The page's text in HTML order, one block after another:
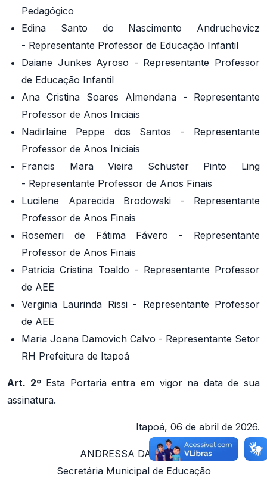
Pedagógico
Edina Santo do Nascimento Andruchevicz
- Representante Professor de Educação Infantil
Daiane Junkes Ayroso - Representante Professor
de Educação Infantil
Ana Cristina Soares Almendana - Representante
Professor de Anos Iniciais
Nadirlaine Peppe dos Santos - Representante
Professor de Anos Iniciais
Francis Mara Vieira Schuster Pinto Ling
- Representante Professor de Anos Finais
Lucilene Aparecida Brodowski - Representante
Professor de Anos Finais
Rosemeri de Fátima Fávero - Representante
Professor de Anos Finais
Patricia Cristina Toaldo - Representante Professor
de AEE
Verginia Laurinda Rissi - Representante Professor
de AEE
Maria Joana Damovich Calvo - Representante Setor
RH Prefeitura de Itapoá
Art. 2ºEsta Portaria entra em vigor na data de sua
assinatura.
Itapoá, 06 de abril de 2026.
ANDRESSA DAMBRÓS
Secretária Municipal de Educação